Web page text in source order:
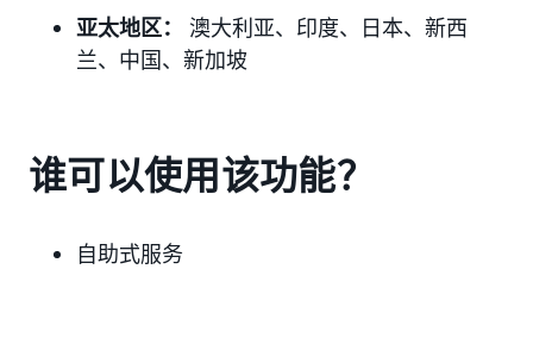
亚太地区：
澳大利亚、印度、日本、新西
兰、中国、新加坡
谁可以使用该功能？
自助式服务